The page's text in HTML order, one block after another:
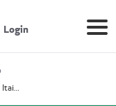
Login
Prestador Clínica Itaipú Ltda (51004348-2)